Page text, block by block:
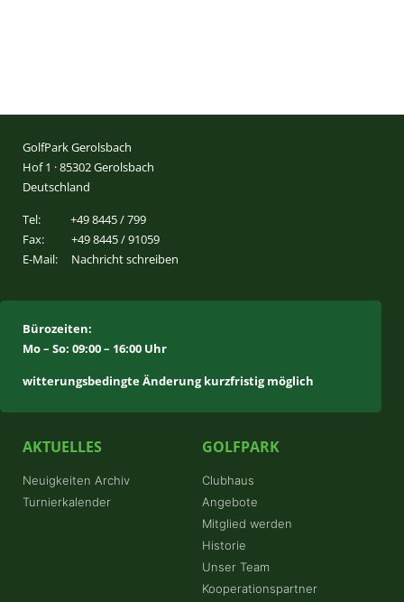
GolfPark Gerolsbach
Hof 1 · 85302 Gerolsbach
Deutschland
Tel:
+49 8445 / 799
Fax:
+49 8445 / 91059
E-Mail:
Nachricht schreiben
Bürozeiten:
Mo – So: 09:00 – 16:00 Uhr
witterungsbedingte Änderung kurzfristig möglich
AKTUELLES
Neuigkeiten Archiv
Turnierkalender
GOLFPARK
Clubhaus
Angebote
Mitglied werden
Historie
Unser Team
Kooperationspartner